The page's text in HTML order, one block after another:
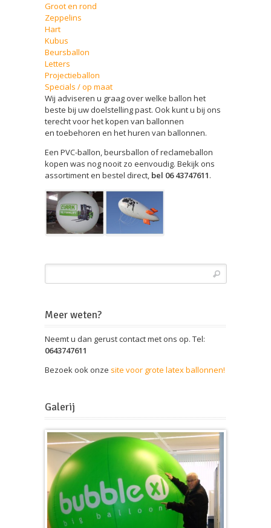
Groot en rond
Zeppelins
Hart
Kubus
Beursballon
Letters
Projectieballon
Specials / op maat
Wij adviseren u graag over welke ballon het
beste bij uw doelstelling past. Ook kunt u bij ons
terecht voor het kopen van ballonnen
en toebehoren en het huren van ballonnen.
Een PVC-ballon, beursballon of reclameballon
kopen was nog nooit zo eenvoudig. Bekijk ons
assortiment en bestel direct, bel 06 43747611.
Meer weten?
Neemt u dan gerust contact met ons op. Tel:
0643747611
Bezoek ook onze site voor grote latex ballonnen!
Galerij